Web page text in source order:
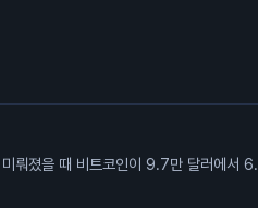
뤄졌을 때 비트코인이 9.7만 달러에서 6.